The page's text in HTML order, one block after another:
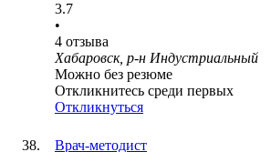
3.7
•
4 отзыва
Хабаровск, р-н Индустриальный
Можно без резюме
Откликнитесь среди первых
Откликнуться
Врач-методист